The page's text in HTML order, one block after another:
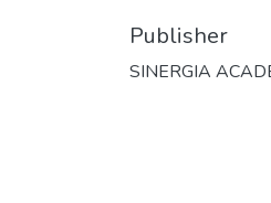
Publisher
SINERGIA